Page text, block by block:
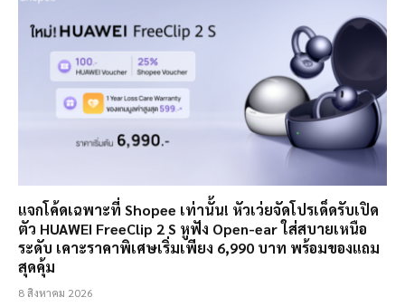
แจกโค้ดเฉพาะที่ Shopee เท่านั้น! หัวเว่ยจัดโปรเด็ดรับเปิด
ตัว HUAWEI FreeClip 2 S หูฟัง Open-ear ใส่สบายเหนือ
ระดับ เคาะราคาพิเศษเริ่มเพียง 6,990 บาท พร้อมของแถม
สุดคุ้ม
8 สิงหาคม 2026